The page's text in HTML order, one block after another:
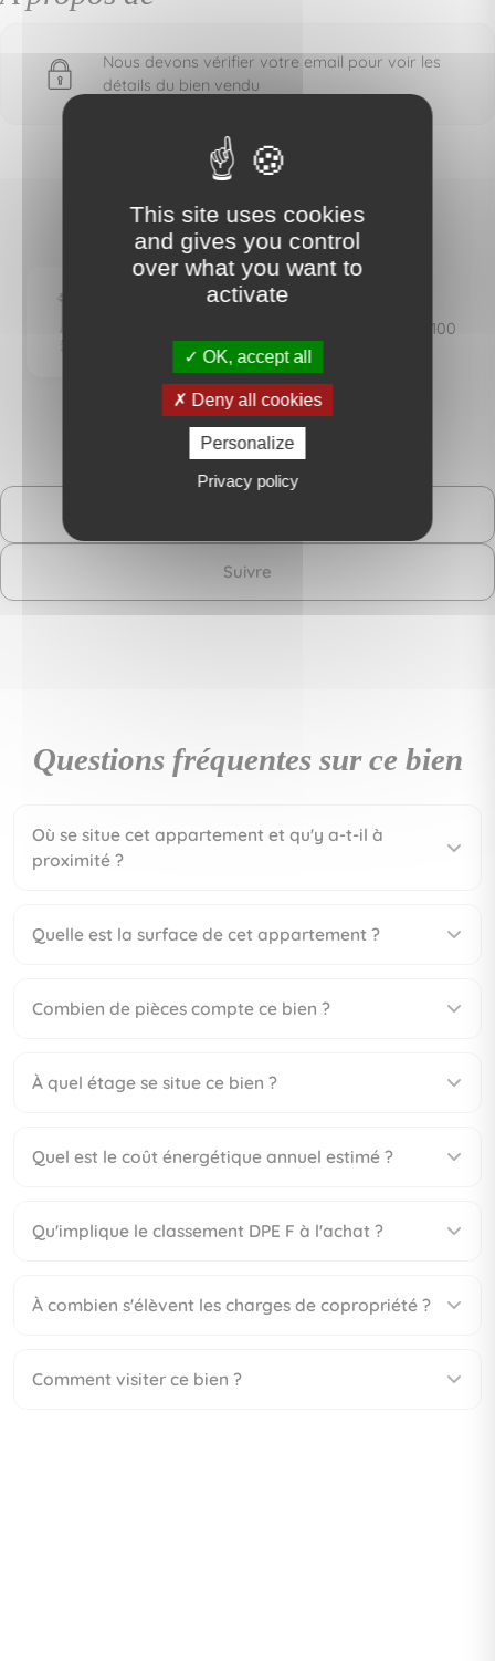
Nous devons vérifier votre email pour voir les
détails du bien vendu
AGENCE FOCH
IMMOBILIER
22 Avenue Foch - 94100
SAINT MAUR
Suivre
Questions fréquentes sur ce bien
Où se situe cet appartement et qu'y a-t-il à
proximité ?
Quelle est la surface de cet appartement ?
Combien de pièces compte ce bien ?
À quel étage se situe ce bien ?
Quel est le coût énergétique annuel estimé ?
Qu'implique le classement DPE F à l'achat ?
À combien s'élèvent les charges de copropriété ?
Comment visiter ce bien ?
This site uses cookies
and gives you control
over what you want to
activate
OK, accept all
Deny all cookies
Personalize
Privacy policy